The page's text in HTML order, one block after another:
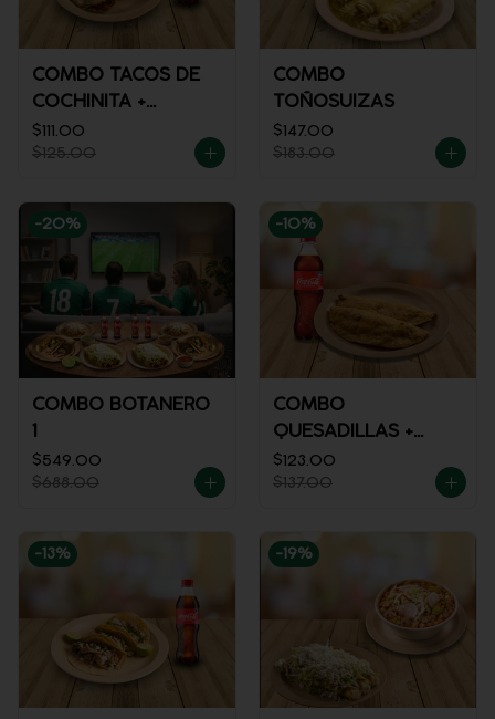
COMBO TACOS DE
COCHINITA +
REFRESCO
$111.00
$125.00
COMBO
TOÑOSUIZAS
$147.00
$183.00
-20%
COMBO BOTANERO
1
$549.00
$688.00
-10%
COMBO
QUESADILLAS +
REFRESCO
$123.00
$137.00
-13% -19%